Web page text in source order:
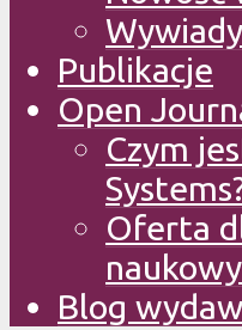
Wywiady
Publikacje
Open
Czym
Oferta
Blog